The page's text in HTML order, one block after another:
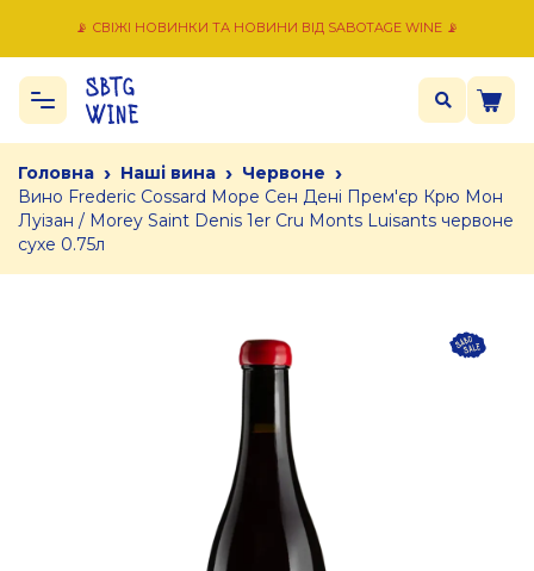
📡 СВІЖІ НОВИНКИ ТА НОВИНИ ВІД SABOTAGE WINE 📡
Головна › Наші вина › Червоне ›
Вино Frederic Cossard Море Сен Дені Прем'єр Крю Мон
Луізан / Morey Saint Denis 1er Cru Monts Luisants червоне
сухе 0.75л